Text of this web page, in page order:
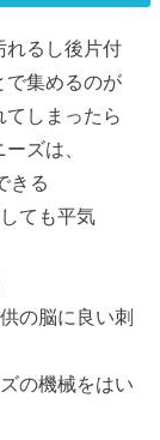
れるし後片付
で集めるのが
しまったら
ズは、
きる
ても平気
の脳に良い刺
の機械をはい